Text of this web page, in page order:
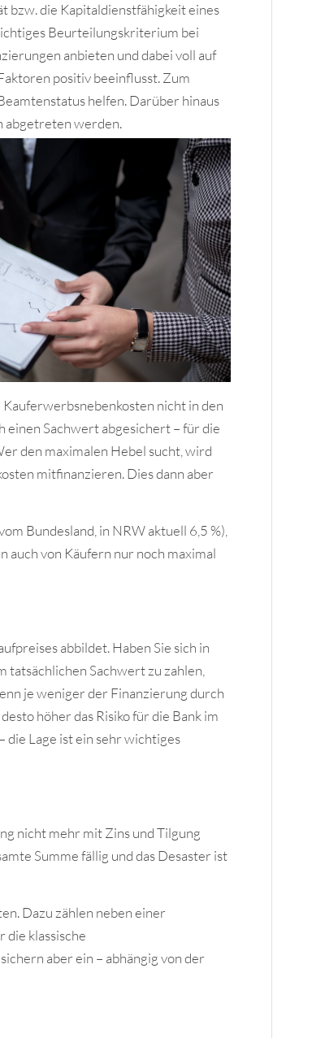
bzw. die Kapitaldienstfähigkeit eines
Beurteilungskriterium bei
anbieten und dabei voll auf
positiv beeinflusst. Zum
helfen. Darüber hinaus
abgetreten werden.
nicht in den
einen Sachwert abgesichert – für die
den maximalen Hebel sucht, wird
mitfinanzieren. Dies dann aber
Bundesland, in NRW aktuell 6,5 %),
auch von Käufern nur noch maximal
abbildet. Haben Sie sich in
Sachwert zu zahlen,
je weniger der Finanzierung durch
höher das Risiko für die Bank im
die Lage ist ein sehr wichtiges
nicht mehr mit Zins und Tilgung
Summe fällig und das Desaster ist
Dazu zählen neben einer
die klassische
aber ein – abhängig von der